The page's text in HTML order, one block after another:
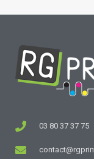
03 80 37 37 75